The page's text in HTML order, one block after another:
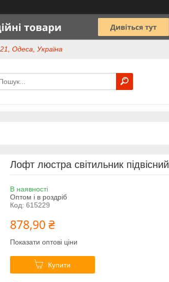
Одеса, Україна
Лофт люстра світильник
В наявності
Оптом і в роздріб
Код: 615229
878,90 ₴
Показати оптові ціни
Купити